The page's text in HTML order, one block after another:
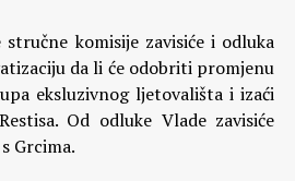
komisije zavisiće i odluka
da li će odobriti promjenu
eksluzivnog ljetovališta i izaći
Od odluke Vlade zavisiće
Grcima.